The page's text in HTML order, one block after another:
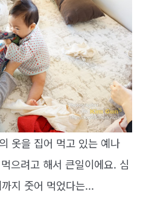
옷을 집어 먹고 있는 예나
으려고 해서 큰일이에요. 심
지 줏어 먹었다는...